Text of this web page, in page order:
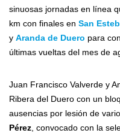
sinuosas jornadas en línea
km con finales en San
y Aranda de Duero para
últimas vueltas del mes de
Juan Francisco Valverde y
Ribera del Duero con un
ausencias por lesión de
Pérez , convocado con la